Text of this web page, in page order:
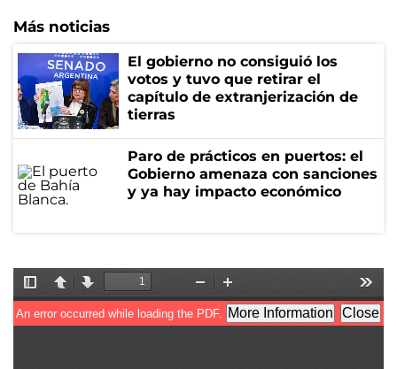
Más noticias
El gobierno no consiguió los
votos y tuvo que retirar el
capítulo de extranjerización de
tierras
Paro de prácticos en puertos: el
Gobierno amenaza con sanciones
y ya hay impacto económico